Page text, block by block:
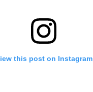
this post on Instagram